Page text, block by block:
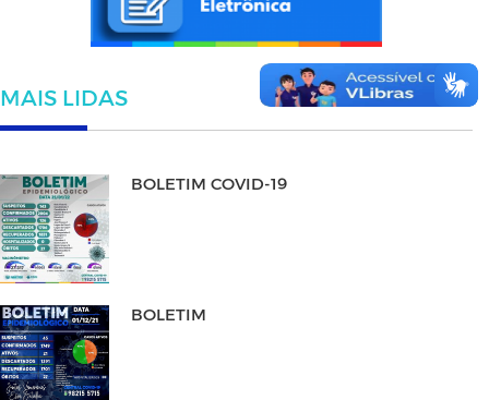
MAIS LIDAS
BOLETIM COVID-19
BOLETIM